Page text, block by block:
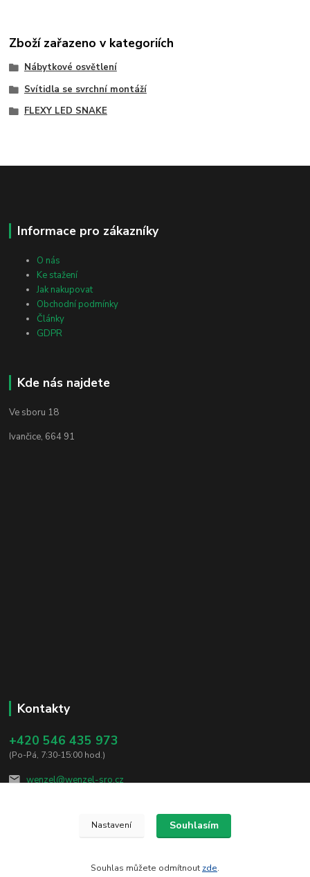
Zboží zařazeno v kategoriích
Nábytkové osvětlení
Svítidla se svrchní montáží
FLEXY LED SNAKE
Informace pro zákazníky
O nás
Ke stažení
Jak nakupovat
Obchodní podmínky
Články
GDPR
Kde nás najdete
Ve sboru 18
Ivančice, 664 91
Kontakty
+420 546 435 973
(Po-Pá, 7:30-15:00 hod.)
wenzel@wenzel-sro.cz
Nastavení Souhlasím
Souhlas můžete odmítnout zde.